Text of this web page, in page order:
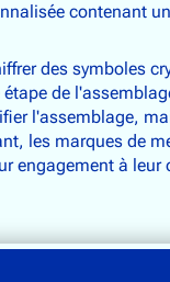
contenant
des symboles
de
l'assemblage,
les marques de
engagement à leur